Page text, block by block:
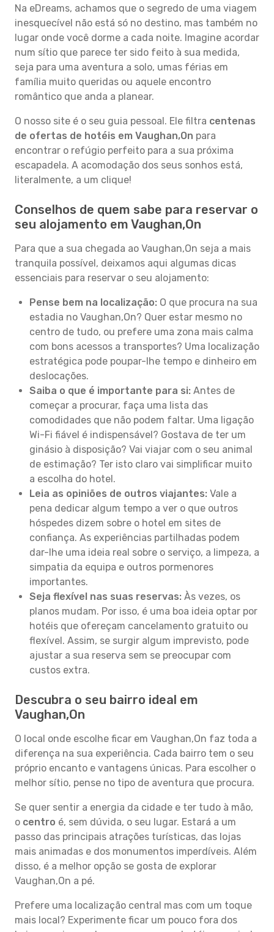
Na eDreams, achamos que o segredo de uma viagem
inesquecível não está só no destino, mas também no
lugar onde você dorme a cada noite. Imagine acordar
num sítio que parece ter sido feito à sua medida,
seja para uma aventura a solo, umas férias em
família muito queridas ou aquele encontro
romântico que anda a planear.
O nosso site é o seu guia pessoal. Ele filtra centenas
de ofertas de hotéis em Vaughan,On para
encontrar o refúgio perfeito para a sua próxima
escapadela. A acomodação dos seus sonhos está,
literalmente, a um clique!
Conselhos de quem sabe para reservar o
seu alojamento em Vaughan,On
Para que a sua chegada ao Vaughan,On seja a mais
tranquila possível, deixamos aqui algumas dicas
essenciais para reservar o seu alojamento:
Pense bem na localização: O que procura na sua
estadia no Vaughan,On? Quer estar mesmo no
centro de tudo, ou prefere uma zona mais calma
com bons acessos a transportes? Uma localização
estratégica pode poupar-lhe tempo e dinheiro em
deslocações.
Saiba o que é importante para si: Antes de
começar a procurar, faça uma lista das
comodidades que não podem faltar. Uma ligação
Wi-Fi fiável é indispensável? Gostava de ter um
ginásio à disposição? Vai viajar com o seu animal
de estimação? Ter isto claro vai simplificar muito
a escolha do hotel.
Leia as opiniões de outros viajantes: Vale a
pena dedicar algum tempo a ver o que outros
hóspedes dizem sobre o hotel em sites de
confiança. As experiências partilhadas podem
dar-lhe uma ideia real sobre o serviço, a limpeza, a
simpatia da equipa e outros pormenores
importantes.
Seja flexível nas suas reservas: Às vezes, os
planos mudam. Por isso, é uma boa ideia optar por
hotéis que ofereçam cancelamento gratuito ou
flexível. Assim, se surgir algum imprevisto, pode
ajustar a sua reserva sem se preocupar com
custos extra.
Descubra o seu bairro ideal em
Vaughan,On
O local onde escolhe ficar em Vaughan,On faz toda a
diferença na sua experiência. Cada bairro tem o seu
próprio encanto e vantagens únicas. Para escolher o
melhor sítio, pense no tipo de aventura que procura.
Se quer sentir a energia da cidade e ter tudo à mão,
o centro é, sem dúvida, o seu lugar. Estará a um
passo das principais atrações turísticas, das lojas
mais animadas e dos monumentos imperdíveis. Além
disso, é a melhor opção se gosta de explorar
Vaughan,On a pé.
Prefere uma localização central mas com um toque
mais local? Experimente ficar um pouco fora dos